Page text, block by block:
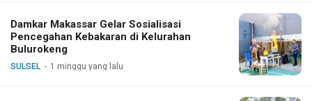
Damkar Makassar Gelar Sosialisasi
Pencegahan Kebakaran di Kelurahan
Bulurokeng
SULSEL 1 minggu yang lalu